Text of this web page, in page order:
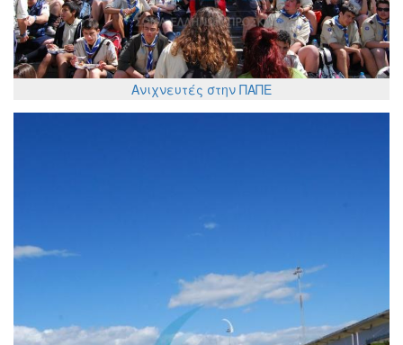
Ανιχνευτές στην ΠΑΠΕ